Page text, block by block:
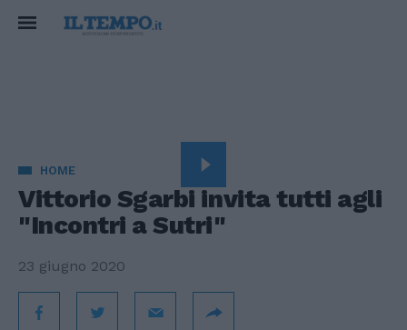
HOME
Vittorio Sgarbi invita tutti agli
"Incontri a Sutri"
23 giugno 2020